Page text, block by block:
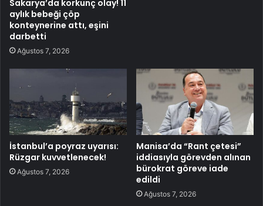
Sakarya’da korkunç olay! 11
aylık bebeği çöp
konteynerine attı, eşini
darbetti
Ağustos 7, 2026
İstanbul’a poyraz uyarısı:
Rüzgar kuvvetlenecek!
Ağustos 7, 2026
Manisa’da “Rant çetesi”
iddiasıyla görevden alınan
bürokrat göreve iade
edildi
Ağustos 7, 2026